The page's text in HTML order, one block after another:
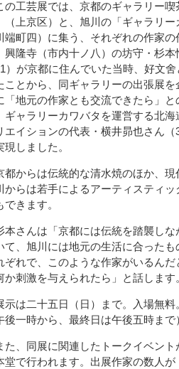
工芸展では、京都のギャラリー喫
（上京区）と、旭川の「ギャラリー
端町四）に集う、それぞれの作家
興隆寺（市内十ノ八）の坊守・杉本
）が京都に住んでいた当時、好文
ことから、同ギャラリーの出張展を
「地元の作家とも交流できたら」と
ギャラリーカワバタを運営する北海
エイションの代表・横井昴也さん
現しました。
からは伝統的な清水焼のほか、現
からは若手によるアーティスティ
できます。
さんは「京都には伝統を踏襲しな
て、旭川には地元の生活に合った
ぞれで、このような作家がいるん
か刺激を与えられたら」と話します
は二十五日（日）まで。入場無料
後一時から、最終日は午後五時まで
、同展に関連したトークイベント
堂で行われます。出展作家の数人